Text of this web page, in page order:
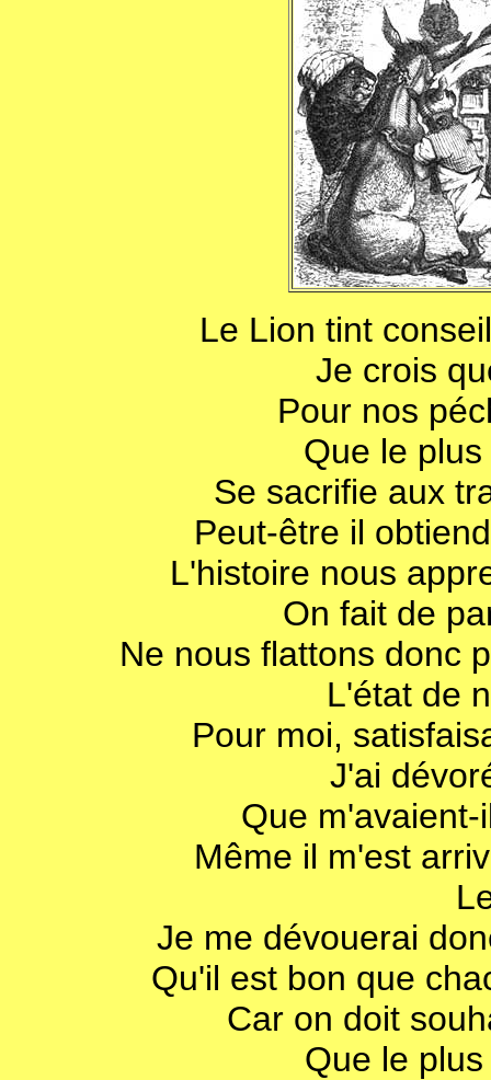
Le Lion tint
Je crois
Pour nos
Que le
Se sacrifie aux
Peut-être il
L'histoire nous
On fait de
Ne nous flattons donc
L'état de
Pour moi,
J'ai
Que
Même il m'est
Je me dévouerai
Qu'il est bon que
Car on doit
Que le